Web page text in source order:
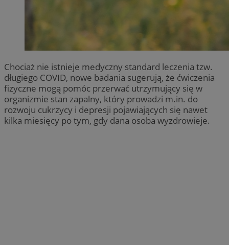
Chociaż nie istnieje medyczny standard leczenia tzw.
długiego COVID, nowe badania sugerują, że ćwiczenia
fizyczne mogą pomóc przerwać utrzymujący się w
organizmie stan zapalny, który prowadzi m.in. do
rozwoju cukrzycy i depresji pojawiających się nawet
kilka miesięcy po tym, gdy dana osoba wyzdrowieje.